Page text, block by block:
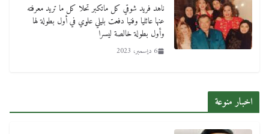
ناهد فريد شوقي كل ماتكبر تحلا كل ما تريد معرفته
عنها عائليا وفنيا دفعت بليلي علوي في أول بطولة لها
وأول بطولة خالصة ليسرا
6 ديسمبر، 2023
اخبار منوعة